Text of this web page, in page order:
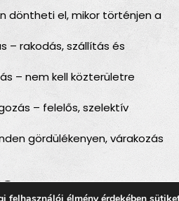
döntheti el, mikor történjen a
– rakodás, szállítás és
– nem kell közterületre
– felelős, szelektív
gördülékenyen, várakozás